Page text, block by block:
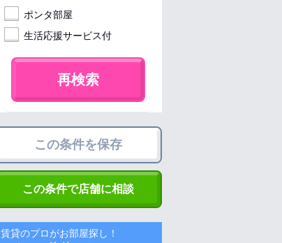
ポンタ部屋
生活応援サービス付
再検索
この条件を保存
この条件で店舗に相談
賃貸のプロがお部屋探し！